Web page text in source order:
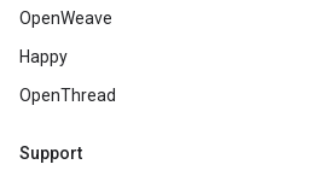
OpenWeave
Happy
OpenThread
Support